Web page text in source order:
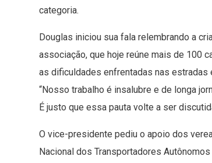
categoria.
Douglas iniciou sua fala relembrando a
associação, que hoje reúne mais de 100
as dificuldades enfrentadas nas estradas
“Nosso trabalho é insalubre e de longa
É justo que essa pauta volte a ser
O vice-presidente pediu o apoio dos
Nacional dos Transportadores